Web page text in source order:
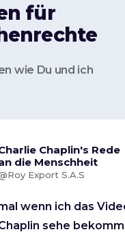
für
wie Du und ich
Chaplin's Rede
die Menschheit
Export S.A.S
wenn ich das
sehe